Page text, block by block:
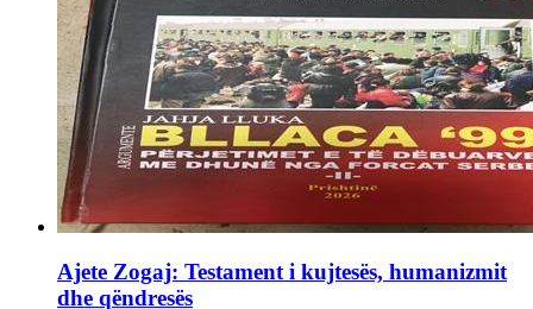
Ajete Zogaj: Testament i kujtesës, humanizmit
dhe qëndresës